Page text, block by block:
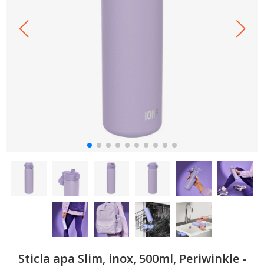
Sticla apa Slim, inox, 500ml, Periwinkle -